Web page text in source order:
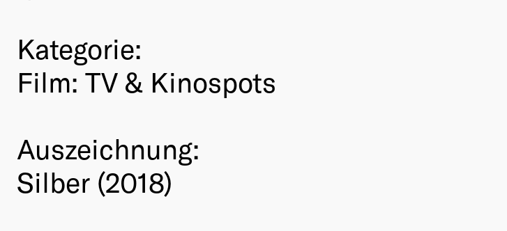
Kategorie:
Film: TV & Kinospots
Auszeichnung:
Silber (2018)